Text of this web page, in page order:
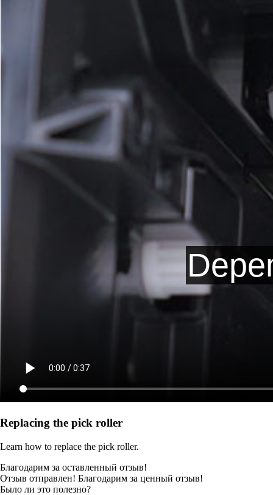
Replacing the pick roller
Learn how to replace the pick roller.
Благодарим за оставленный отзыв!
Отзыв отправлен! Благодарим за ценный отзыв!
Было ли это полезно?